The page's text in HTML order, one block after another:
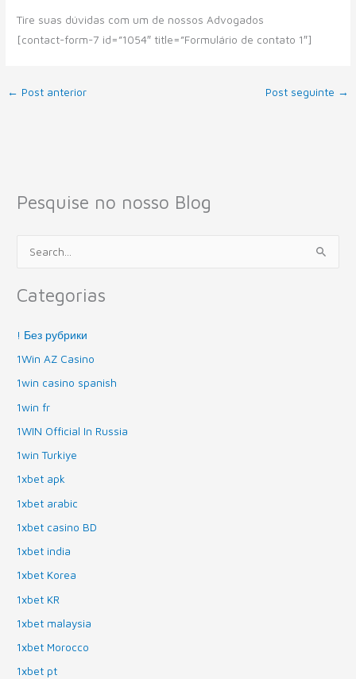
Tire suas dúvidas com um de nossos Advogados
[contact-form-7 id=”1054″ title=”Formulário de contato 1″]
← Post anterior Post seguinte →
Pesquise no nosso Blog
s
u
s
a
r
Categorias
! Без рубрики
1Win AZ Casino
1win casino spanish
1win fr
1WIN Official In Russia
1win Turkiye
1xbet apk
1xbet arabic
1xbet casino BD
1xbet india
1xbet Korea
1xbet KR
1xbet malaysia
1xbet Morocco
1xbet pt